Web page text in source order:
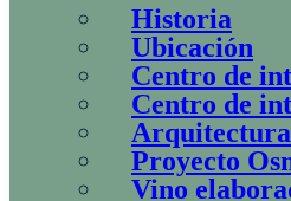
Historia
Ubicación
Centro de
Centro de
Proyecto
Vino